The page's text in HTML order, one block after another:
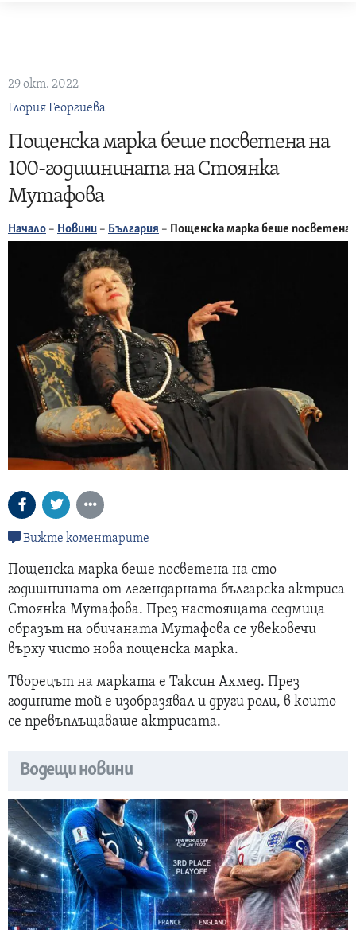
29 окт. 2022
Глория Георгиева
Пощенска марка беше посветена на
100-годишнината на Стоянка
Мутафова
Начало – Новини – България – Пощенска марка беше
Вижте коментарите
Пощенска марка беше посветена на сто
годишнината от легендарната българска актриса
Стоянка Мутафова. През настоящата седмица
образът на обичаната Мутафова се увековечи
върху чисто нова пощенска марка.
Творецът на марката е Таксин Ахмед. През
годините той е изобразявал и други роли, в които
се превъплъщаваше актрисата.
Водещи новини